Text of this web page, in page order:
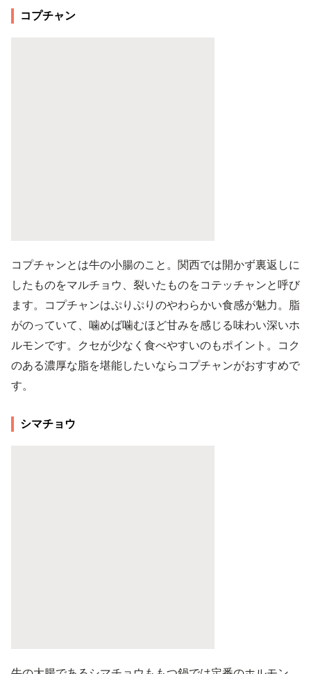
コプチャン
コプチャンとは牛の小腸のこと。関西では開かず裏返しに
したものをマルチョウ、裂いたものをコテッチャンと呼び
ます。コプチャンはぷりぷりのやわらかい食感が魅力。脂
がのっていて、噛めば噛むほど甘みを感じる味わい深いホ
ルモンです。クセが少なく食べやすいのもポイント。コク
のある濃厚な脂を堪能したいならコプチャンがおすすめで
す。
シマチョウ